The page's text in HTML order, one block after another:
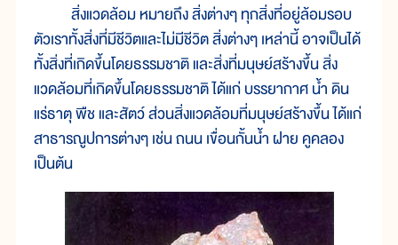
สิ่งแวดล้อม หมายถึง สิ่งต่างๆ ทุกสิ่งที่อยู่ล้อมรอบ
ตัวเราทั้งสิ่งที่มีชีวิตและไม่มีชีวิต สิ่งต่างๆ เหล่านี้ อาจเป็นได้
ทั้งสิ่งที่เกิดขึ้นโดยธรรมชาติ และสิ่งที่มนุษย์สร้างขึ้น สิ่ง
แวดล้อมที่เกิดขึ้นโดยธรรมชาติ ได้แก่ บรรยากาศ น้ำ ดิน
แร่ธาตุ พืช และสัตว์ ส่วนสิ่งแวดล้อมที่มนุษย์สร้างขึ้น ได้แก่
สาธารณูปการต่างๆ เช่น ถนน เขื่อนกั้นน้ำ ฝาย คูคลอง
เป็นต้น